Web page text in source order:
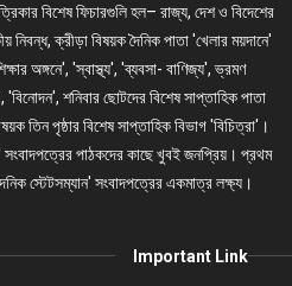
বিশেষ ফিচারগুলি হল– রাজ্য, দেশ ও বিদেশের
ক্রীড়া বিষয়ক দৈনিক পাতা 'খেলার ময়দানে'
অঙ্গনে', 'স্বাস্থ্য', 'ব্যবসা- বাণিজ্য', ভ্রমণ
শনিবার ছোটদের বিশেষ সাপ্তাহিক পাতা
তিন পৃষ্ঠার বিশেষ সাপ্তাহিক বিভাগ 'বিচিত্রা'।
সংবাদপত্রের পাঠকদের কাছে খুবই জনপ্রিয়। প্রথম
স্টেটসম্যান' সংবাদপত্রের একমাত্র লক্ষ্য।
Important Link